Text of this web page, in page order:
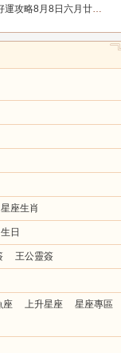
好嗎
8日六月廿六，十二生肖運勢及注意事項_調和_衣飾_事務
星座生肖
日
王公靈簽
座 上升星座
星座專區